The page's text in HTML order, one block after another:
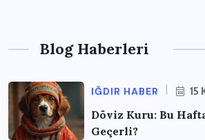
Blog Haberleri
IĞDIR HABER 15
Döviz Kuru: Bu
Geçerli?